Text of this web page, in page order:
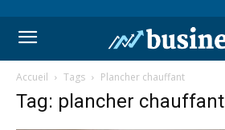
Accueil Tags Plancher chauffant
Tag: plancher chauffant